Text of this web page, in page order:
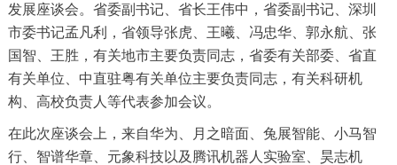
发展座谈会。省委副书记、省长王伟中，省委副书记、深圳
市委书记孟凡利，省领导张虎、王曦、冯忠华、郭永航、张
国智、王胜，有关地市主要负责同志，省委有关部委、省直
有关单位、中直驻粤有关单位主要负责同志，有关科研机
构、高校负责人等代表参加会议。
在此次座谈会上，来自华为、月之暗面、兔展智能、小马智
行、智谱华章、元象科技以及腾讯机器人实验室、昊志机